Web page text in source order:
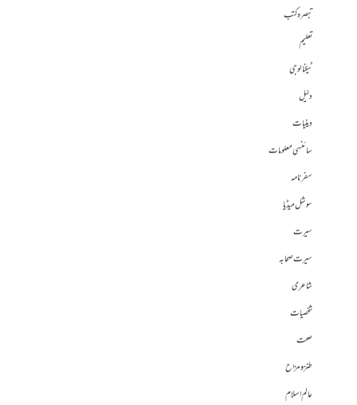
تبصرہ کتب
تعلیم
ٹیکنالوجی
دلیل
دینیات
سائنسی معلومات
سفرنامہ
سوشل میڈیا
سیرت
سیرت صحابہ
شاعری
شخصیات
صحت
طنز و مزاح
عالم اسلام